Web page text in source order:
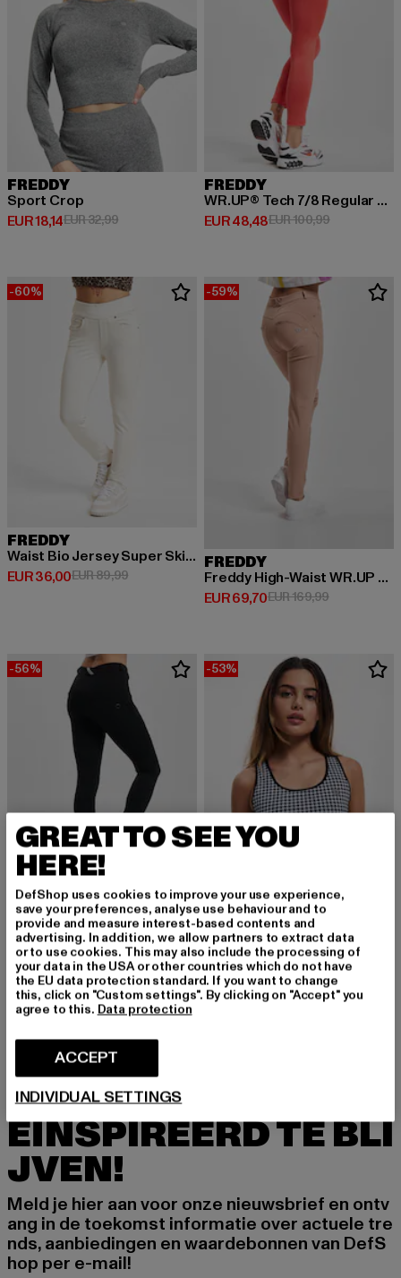
FREDDY
Sport Crop
EUR 18,14
Huidige prijs: EUR 18,14
EUR 32,99Actieprijs: EUR 32,99
FREDDY
WR.UP® Tech 7/8 Regular Waist
EUR 48,48
Huidige prijs: EUR 48,48
EUR 100,99Actieprijs:
-60%
FREDDY
Waist Bio Jersey Super Skinny Fit
EUR 36,00
Huidige prijs: EUR 36,00
EUR 89,99Actieprijs: EUR 89,99
-59%
FREDDY
Freddy High-Waist WR.UP Jeggings
EUR 69,70
Huidige prijs: EUR 69,70
EUR 169,99Actieprijs:
-56%
FREDDY
Freddy Regular-Waist WR.UP Shaping Jeggings
vanEUR 57,20
Huidige prijs: Van EUR 57,20
EUR 129,99Actieprijs: EUR 129,99
-53%
FREDDY
Top
EUR 25,85
Huidige prijs: EUR 25,85
EUR 54,99Actieprijs:
MELD JE AAN OM G
EÏNSPIREERD TE BLI
JVEN!
Meld je hier aan voor onze nieuwsbrief en ontv
ang in de toekomst informatie over actuele tre
nds, aanbiedingen en waardebonnen van DefS
hop per e-mail!
GREAT TO SEE YOU
HERE!
DefShop uses cookies to improve your use experience,
save your preferences, analyse use behaviour and to
provide and measure interest-based contents and
advertising. In addition, we allow partners to extract data
or to use cookies. This may also include the processing of
your data in the USA or other countries which do not have
the EU data protection standard. If you want to change
this, click on "Custom settings". By clicking on "Accept" you
agree to this. Data protection
ACCEPT
INDIVIDUAL SETTINGS